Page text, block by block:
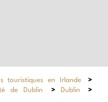
touristiques en Irlande
>
de Dublin > Dublin
>